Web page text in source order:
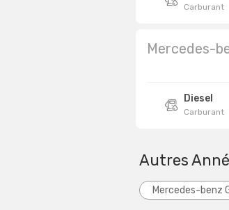
Carburant
Mercedes-
Diesel
Carburant
Autres
Mercedes-benz